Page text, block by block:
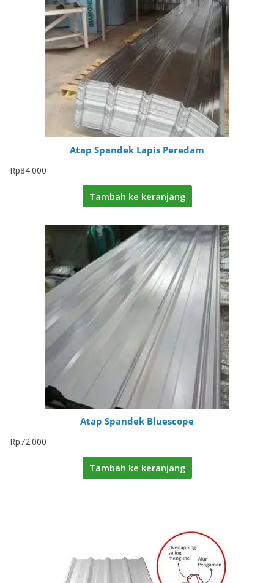
Atap Spandek Lapis Peredam
Rp84.000
Tambah ke keranjang
Atap Spandek Bluescope
Rp72.000
Tambah ke keranjang